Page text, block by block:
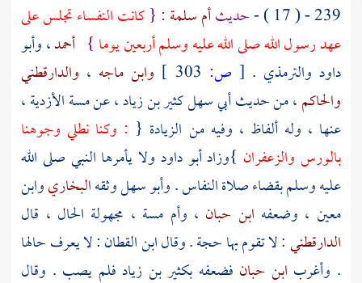
239 - ( 17 ) - حديثأم سلمة : {كانت النفساء تجلس على
عهد رسول الله صلى الله عليه وسلم أربعين يوما } أحمد،وأبو
داود والترمذي .
[ ص: وابن ماجه ، والدارقطني
والحاكم، من حديثأبي سهل كثير بن زياد، عنمسة الأزدية،
عنها ، وله ألفاظ ، وفيه من الزيادة { : وكنا نطلي وجوهنا
بالورس والزعفران }وزادأبو داود ولا يأمرها النبي صلى الله
عليه وسلم بقضاء صلاة النفاس .وأبو سهلوثقهالبخاريوابن
معين ، وضعفه ابن حبان ، وأم مسة ، مجهولة الحال ، قال
الدارقطني: لا تقوم بها حجة . وقالابن القطان: لا يعرف حالها
. وأغرب ابن حبان فضعفه بكثير بن زياد فلم يصب . وقال